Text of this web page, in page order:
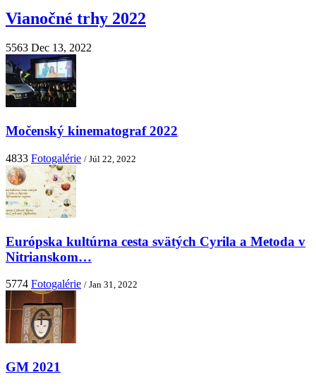
Vianočné trhy 2022
5563 Dec 13, 2022
Močenský kinematograf 2022
4833 Fotogalérie / Júl 22, 2022
Európska kultúrna cesta svätých Cyrila a Metoda v
Nitrianskom…
5774 Fotogalérie / Jan 31, 2022
GM 2021